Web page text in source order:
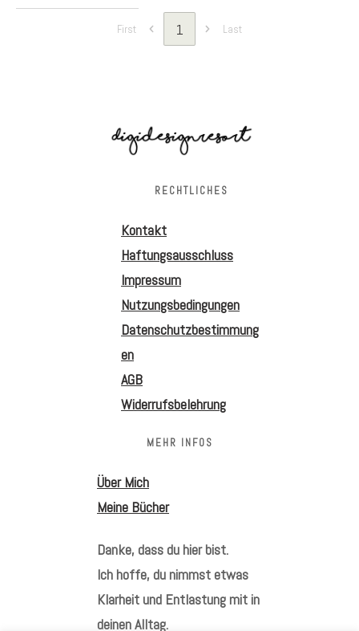
First 1 Last
RECHTLICHES
Kontakt
Haftungsausschluss
Impressum
Nutzungsbedingungen
Datenschutzbestimmung
en
AGB
Widerrufsbelehrung
MEHR INFOS
Über Mich
Meine Bücher
Danke, dass du hier bist.
Ich hoffe, du nimmst etwas
Klarheit und Entlastung mit in
deinen Alltag.